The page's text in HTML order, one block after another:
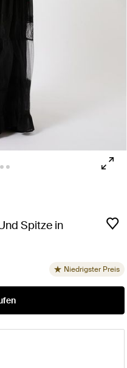
Spitze in
Niedrigster Preis